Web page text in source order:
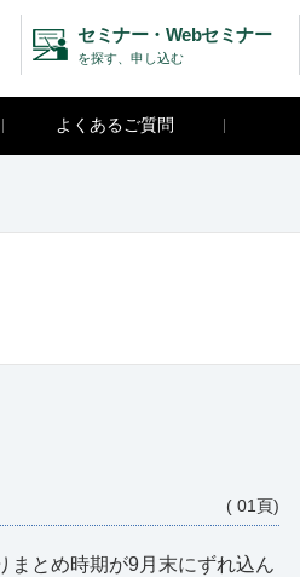
セミナー・Webセミナー
を探す、申し込む
よくあるご質問
( 01頁)
まとめ時期が9月末にずれ込ん